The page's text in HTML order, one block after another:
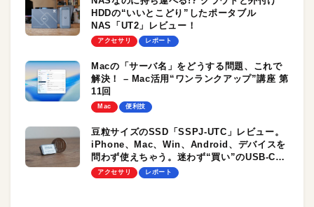
HDDの“いいとこどり”したポータブル
NAS「UT2」レビュー！
アクセサリ レポート
Macの「サーバ名」をどうする問題、これで
解決！ – Mac活用“ワンランクアップ”講座 第
11回
Mac 便利技
豆粒サイズのSSD「SSPJ-UTC」レビュー。
iPhone、Mac、Win、Android、デバイスを
問わず使えちゃう。迷わず“買い”のUSB-C搭
載外付けストレージ
アクセサリ レポート